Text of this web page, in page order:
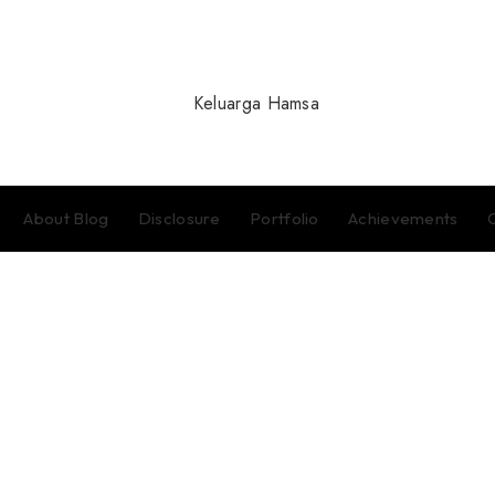
About Blog Disclosure Portfolio Achievements